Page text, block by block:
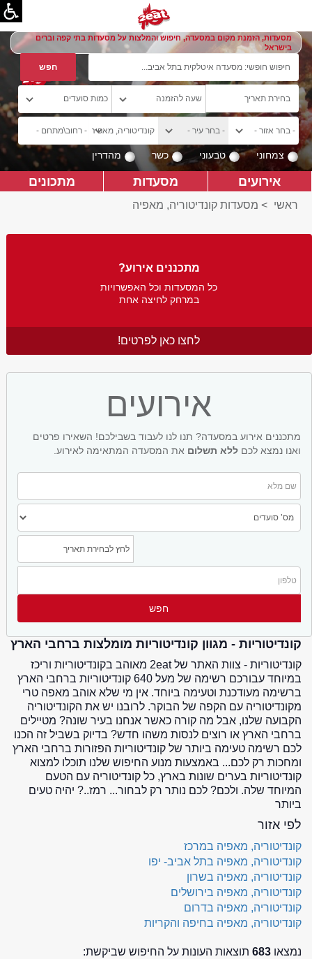
מסעדות, הזמנת מקום במסעדה, חיפוש והמלצות על מסעדות בתי קפה וברים
בישראל
צמחוני טבעוני כשר מהדרין
אירועים מסעדות מתכונים
ראשי > מסעדות קונדיטוריה, מאפיה
מתכננים אירוע?
כל המסעדות וכל האפשרויות
במרחק לחיצה אחת
לחצו כאן לפרטים!
אירועים
מתכננים אירוע במסעדה? תנו לנו לעבוד בשבילכם! השאירו פרטים
ואנו נמצא לכם ללא תשלום את המסעדה המתאימה לאירוע.
קונדיטוריות - מגוון קונדיטוריות מומלצות ברחבי הארץ
קונדיטוריות - צוות האתר של 2eat מאוהב בקונדיטוריות וריכז
במיוחד עבורכם רשימה של מעל 640 קונדיטוריות ברחבי הארץ
ברשימה מעודכנת וטעימה ביוחד. אין מי שלא אוהב מאפה טרי
מקונדיטוריה עם הקפה של הבוקר. לרובנו יש את הקונדיטוריה
הקבועה שלנו, אבל מה קורה כאשר אנחנו בעיר שונה? מטיילים
ברחבי הארץ או רוצים לנסות משהו חדש? בדיוק בשביל זה הכנו
לכם רשימה טעימה ביותר של קונדיטוריות הפזורות ברחבי הארץ
ומחכות רק לכם... באמצעות מנוע החיפוש שלנו תוכלו למצוא
קונדיטוריות בערים שונות בארץ, כל קונדיטוריה עם הטעם
המיוחד שלה. ולכם? לכם נותר רק לבחור... רמז..? יהיה טעים
ביותר
לפי אזור
קונדיטוריה, מאפיה במרכז
קונדיטוריה, מאפיה בתל אביב- יפו
קונדיטוריה, מאפיה בשרון
קונדיטוריה, מאפיה בירושלים
קונדיטוריה, מאפיה בדרום
קונדיטוריה, מאפיה בחיפה והקריות
נמצאו 683 תוצאות העונות על החיפוש שביקשת: